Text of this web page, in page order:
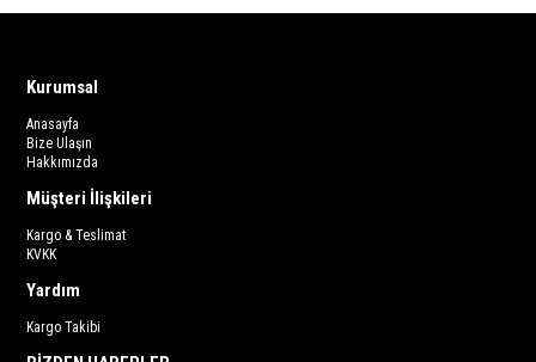
Kurumsal
Anasayfa
Bize Ulaşın
Hakkımızda
Müşteri İlişkileri
Kargo & Teslimat
KVKK
Yardım
Kargo Takibi